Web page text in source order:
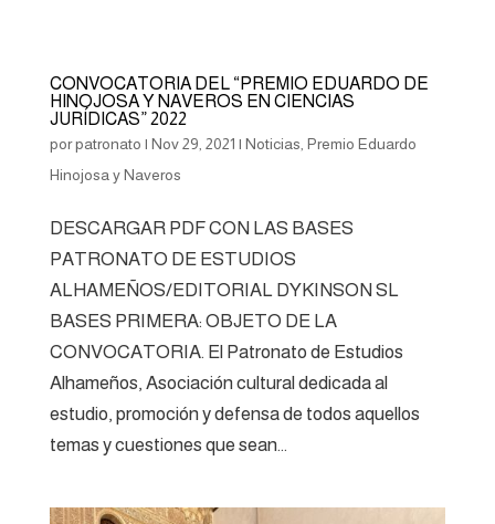
CONVOCATORIA DEL “PREMIO EDUARDO DE
HINOJOSA Y NAVEROS EN CIENCIAS
JURÍDICAS” 2022
porpatronato | Nov 29, 2021 | Noticias, Premio Eduardo
Hinojosa y Naveros
DESCARGAR PDF CON LAS BASES
PATRONATO DE ESTUDIOS
ALHAMEÑOS/EDITORIAL DYKINSON SL
BASES PRIMERA: OBJETO DE LA
CONVOCATORIA. El Patronato de Estudios
Alhameños, Asociación cultural dedicada al
estudio, promoción y defensa de todos aquellos
temas y cuestiones que sean...